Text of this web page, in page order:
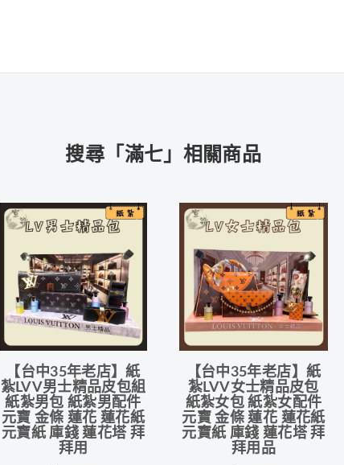
搜尋「滿七」相關商品
【台中35年老店】紙
紮LVV男士精品皮包組
紙紮男包 紙紮男配件
元寶 金條 蓮花 蓮花紙
元寶紙 庫錢 蓮花塔 拜
拜用
【台中35年老店】紙
紮LVV女士精品皮包
紙紮女包 紙紮女配件
元寶 金條 蓮花 蓮花紙
元寶紙 庫錢 蓮花塔 拜
拜用品